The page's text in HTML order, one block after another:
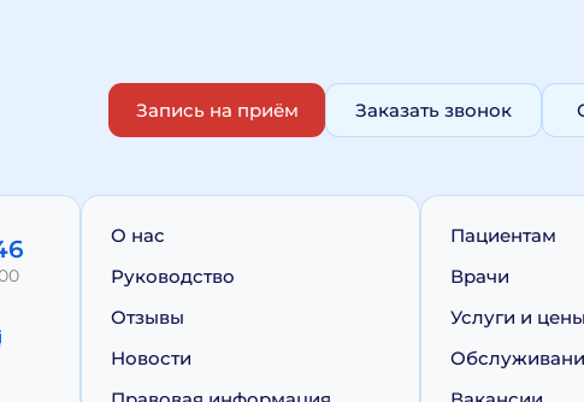
Запись на приём Заказать звонок
О нас
Руководство
Отзывы
Новости
Пациентам
Врачи
Услуги и цены